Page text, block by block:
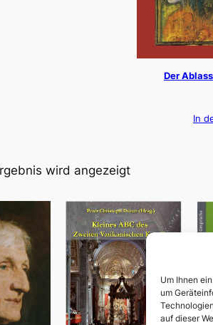
Um Ihnen
um
auf dieser
Der
In
wird angezeigt